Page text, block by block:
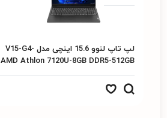
لپ تاپ لنوو 15.6 اینچی مدل V15-G4-
AMD Athlon 7120U-8GB DDR5-512GB
SSD-2G-15.6"FHD